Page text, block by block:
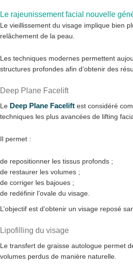
Le rajeunissement facial nouvelle
Le vieillissement du visage implique bien
relâchement de la peau.
Les techniques modernes permettent
structures profondes afin d’obtenir des
Deep Plane Facelift
Le Deep Plane Facelift est considéré
techniques les plus avancées de lifting
Il permet :
de repositionner les tissus profonds ;
de restaurer les volumes ;
de corriger les bajoues ;
de redéfinir l’ovale du visage.
L’objectif est d’obtenir un visage reposé
Lipofilling du visage
Le transfert de graisse autologue permet
volumes perdus de manière naturelle.